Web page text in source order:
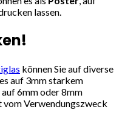
lassen.
können Sie auf diverse
auf 3mm starkem
auf 6mm oder 8mm
vom Verwendungszweck